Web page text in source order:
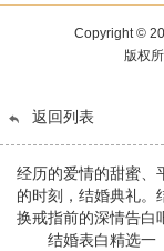
Copyright ©
版权
返回列表
经历的爱情的甜蜜、
的时刻，结婚典礼。
换戒指前的深情告白
结婚表白精选一